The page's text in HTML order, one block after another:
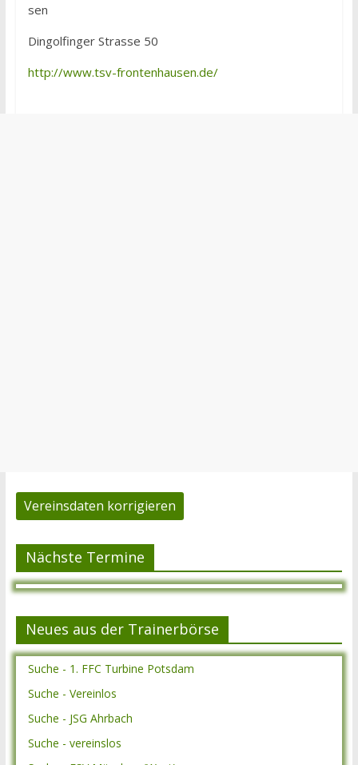
sen
Dingolfinger Strasse 50
http://www.tsv-frontenhausen.de/
Vereinsdaten korrigieren
Nächste Termine
Neues aus der Trainerbörse
Suche - 1. FFC Turbine Potsdam
Suche - Vereinlos
Suche - JSG Ahrbach
Suche - vereinslos